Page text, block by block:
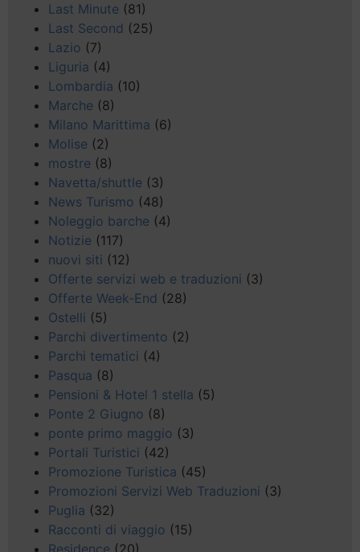
Last Minute (81)
Last Second (25)
Lazio (7)
Liguria (4)
Lombardia (10)
Marche (8)
Milano Marittima (6)
Molise (2)
mostre (8)
Navetta/shuttle (3)
News Turismo (48)
Noleggio barche (4)
Notizie (117)
nuovi siti (12)
Offerte servizi web e traduzioni (3)
Offerte Week-End (28)
Ostelli (5)
Parchi divertimento (2)
Parchi tematici (4)
Pasqua (8)
Pensioni & Hotel 1 stella (5)
Ponte 2 Giugno (8)
ponte primo maggio (3)
Portali Turistici (42)
Promozione Turistica (45)
Promozioni Servizi Web Traduzioni (3)
Puglia (32)
Racconti di viaggio (15)